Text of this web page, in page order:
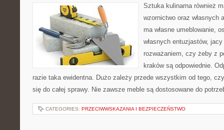
Sztuka kulinarna również
wzornictwo oraz własnych
ma własne umeblowanie,
własnych entuzjastów,
rozważaniem, czy żeby z
kraków są odpowiednie.
razie taka ewidentna. Dużo zależy przede wszystkim od tego,
się do całej sprawy. Nie zawsze meble są dostosowane do
CATEGORIES: PRZECIWWSKAZANIA I BEZPIECZEŃSTWO